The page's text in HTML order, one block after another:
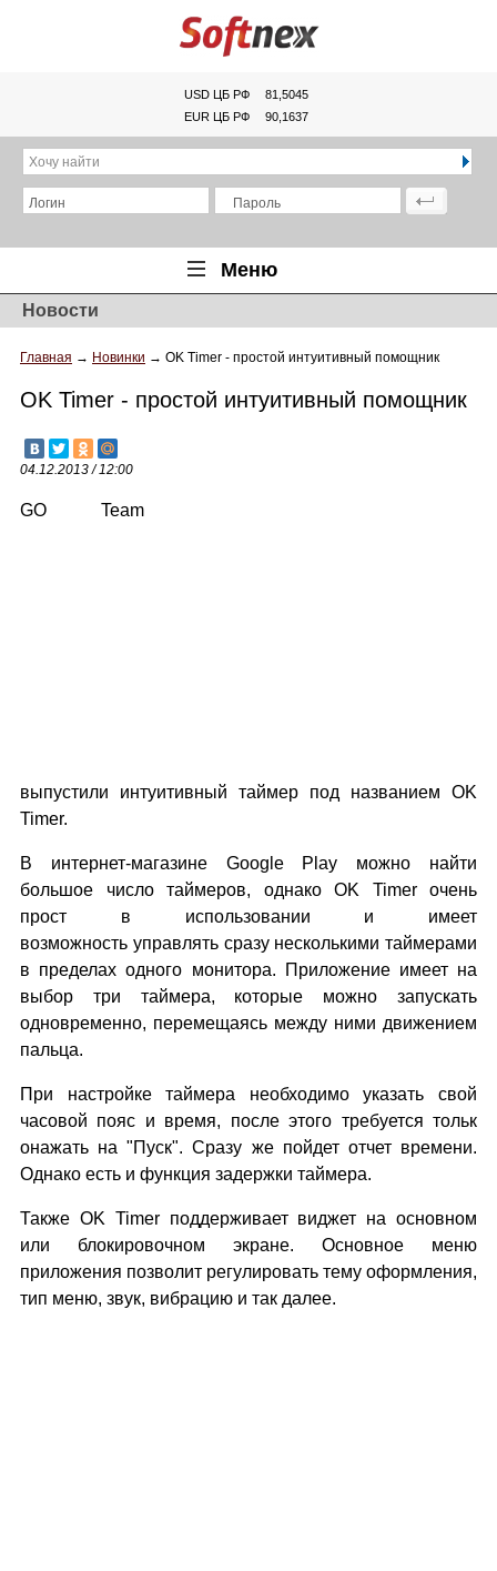
USD ЦБ РФ
81,5045
EUR ЦБ РФ
90,1637
Хочу найти
Логин Пароль
Меню
Главная
Обзоры
Новости
Новинки
Новости
Главная → Новинки → OK Timer - простой интуитивный помощник
OK Timer - простой интуитивный помощник
04.12.2013 / 12:00
GO Team
выпустили интуитивный таймер под названием OK
Timer.
В интернет-магазине Google Play можно найти
большое число таймеров, однако OK Timer очень
прост в использовании и имеет
возможность управлять сразу несколькими таймерами
в пределах одного монитора. Приложение имеет на
выбор три таймера, которые можно запускать
одновременно, перемещаясь между ними движением
пальца.
При настройке таймера необходимо указать свой
часовой пояс и время, после этого требуется тольк
онажать на "Пуск". Сразу же пойдет отчет времени.
Однако есть и функция задержки таймера.
Также OK Timer поддерживает виджет на основном
или блокировочном экране. Основное меню
приложения позволит регулировать тему оформления,
тип меню, звук, вибрацию и так далее.